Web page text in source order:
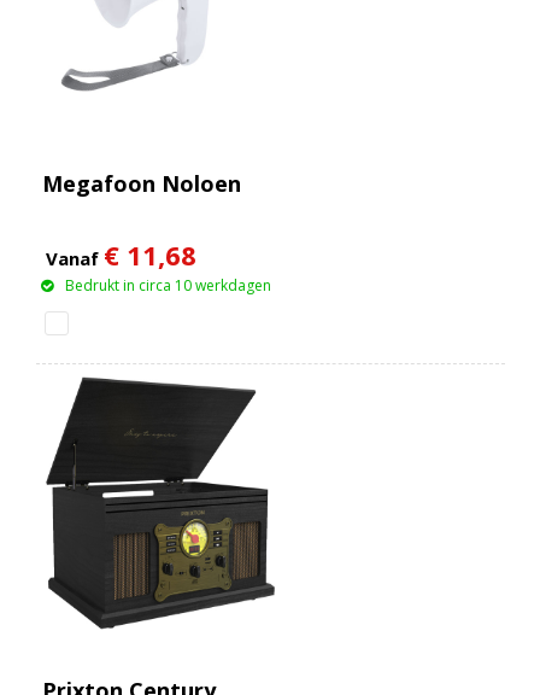
Megafoon Noloen
Vanaf € 11,68
Bedrukt in circa 10 werkdagen